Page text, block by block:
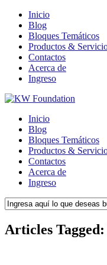
Inicio
Blog
Bloques Temáticos
Productos &
Contactos
Acerca de
Ingreso
Inicio
Blog
Bloques Temáticos
Productos &
Contactos
Acerca de
Ingreso
Articles